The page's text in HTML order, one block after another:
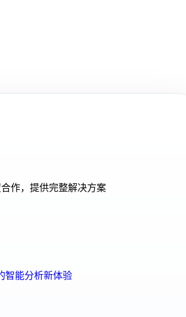
作，提供完整解决方案
智能分析新体验